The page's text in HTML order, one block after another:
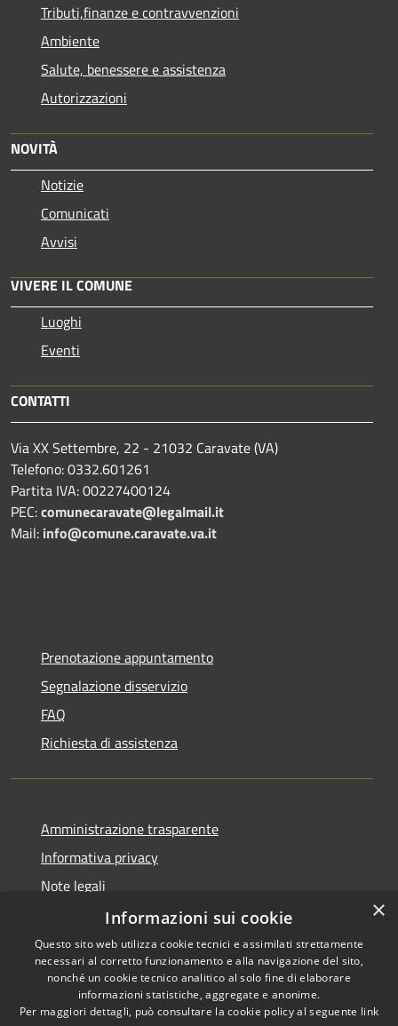
Tributi,finanze e contravvenzioni
Ambiente
Salute, benessere e assistenza
Autorizzazioni
NOVITÀ
Notizie
Comunicati
Avvisi
VIVERE IL COMUNE
Luoghi
Eventi
CONTATTI
Via XX Settembre, 22 - 21032 Caravate (VA)
Telefono: 0332.601261
Partita IVA: 00227400124
PEC:comunecaravate@legalmail.it
Mail: info@comune.caravate.va.it
Prenotazione appuntamento
Segnalazione disservizio
FAQ
Richiesta di assistenza
Amministrazione trasparente
Informativa privacy
Note legali
Dichiarazione di accessibilità
RSS
Copyright © 2026 • Comune di
×
Informazioni sui cookie
Questo sito web utilizza cookie tecnici e assimilati strettamente
necessari al corretto funzionamento e alla navigazione del sito,
nonché un cookie tecnico analitico al solo fine di elaborare
informazioni statistiche, aggregate e anonime.
Per maggiori dettagli, può consultare la cookie policy al seguente link